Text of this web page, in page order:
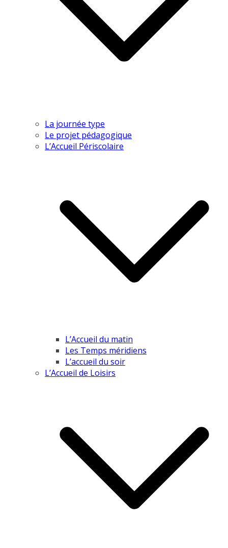
La journée type
Le projet pédagogique
L’Accueil Périscolaire
L’Accueil du matin
Les Temps méridiens
L’accueil du soir
L’Accueil de Loisirs